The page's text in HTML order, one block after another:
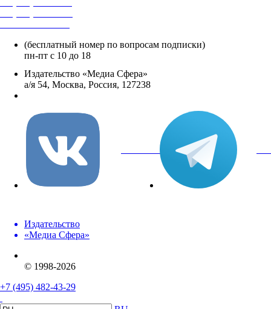
(бесплатный номер по вопросам подписки)
пн-пт с 10 до 18
Издательство «Медиа Сфера»
а/я 54, Москва, Россия, 127238
вКонтакте
Издательство
«Медиа Сфера»
© 1998-2026
+7 (495) 482-43-29